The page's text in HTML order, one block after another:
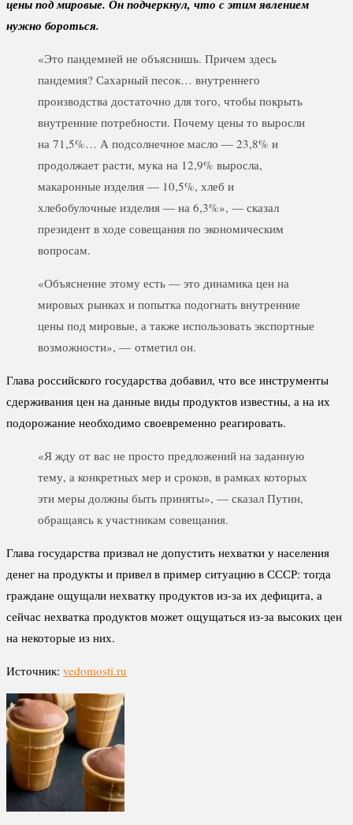
цены под мировые. Он подчеркнул, что с этим явлением
нужно бороться.
«Это пандемией не объяснишь. Причем здесь
пандемия? Сахарный песок… внутреннего
производства достаточно для того, чтобы покрыть
внутренние потребности. Почему цены то выросли
на 71,5%… А подсолнечное масло — 23,8% и
продолжает расти, мука на 12,9% выросла,
макаронные изделия — 10,5%, хлеб и
хлебобулочные изделия — на 6,3%», — сказал
президент в ходе совещания по экономическим
вопросам.
«Объяснение этому есть — это динамика цен на
мировых рынках и попытка подогнать внутренние
цены под мировые, а также использовать экспортные
возможности», — отметил он.
Глава российского государства добавил, что все инструменты
сдерживания цен на данные виды продуктов известны, а на их
подорожание необходимо своевременно реагировать.
«Я жду от вас не просто предложений на заданную
тему, а конкретных мер и сроков, в рамках которых
эти меры должны быть приняты», — сказал Путин,
обращаясь к участникам совещания.
Глава государства призвал не допустить нехватки у населения
денег на продукты и привел в пример ситуацию в СССР: тогда
граждане ощущали нехватку продуктов из-за их дефицита, а
сейчас нехватка продуктов может ощущаться из-за высоких цен
на некоторые из них.
Источник: vedomosti.ru